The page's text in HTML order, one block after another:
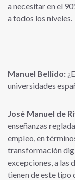
a necesitar en el
a todos los niveles.
Manuel Bellido:
universidades
José Manuel de
enseñanzas
empleo, en
transformación
excepciones, a las
tienen de este tipo